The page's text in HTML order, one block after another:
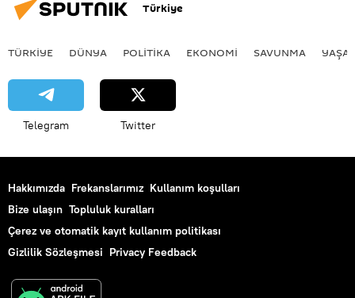
Türkiye
TÜRKIYE DÜNYA POLİTİKA EKONOMİ SAVUNMA
Telegram Twitter
Hakkımızda Frekanslarımız Kullanım koşulları
Bize ulaşın Topluluk kuralları
Çerez ve otomatik kayıt kullanım politikası
Gizlilik Sözleşmesi Privacy Feedback